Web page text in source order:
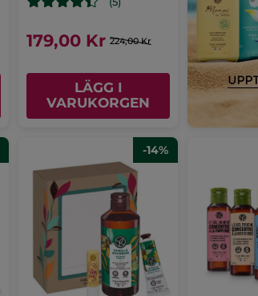
179,00 Kr 224,00 Kr
LÄGG I
VARUKORGEN
-14%